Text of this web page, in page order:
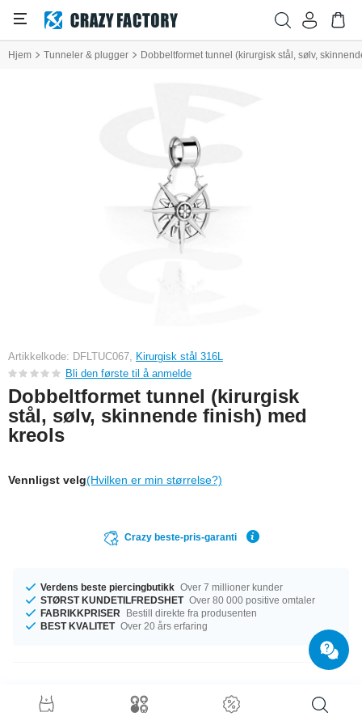
Hjem Tunneler & plugger Dobbeltformet tunnel (kirurgisk stål, sølv,
Artikkelkode: DFLTUC067, Kirurgisk stål 316L
Bli den første til å anmelde
Dobbeltformet tunnel (kirurgisk
stål, sølv, skinnende finish) med
kreols
Vennligst velg(Hvilken er min størrelse?)
Crazy beste-pris-garanti
Verdens beste piercingbutikk Over 7 millioner kunder
STØRST KUNDETILFREDSHET Over 80 000 positive omtaler
FABRIKKPRISER
Bestill direkte fra produsenten
BEST KVALITET Over 20 års erfaring
Produktdetaljer